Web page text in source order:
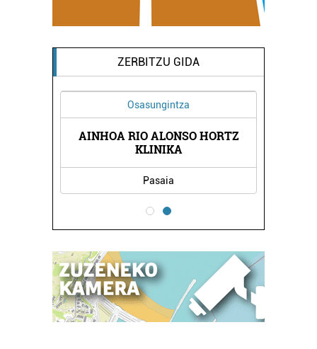
ZERBITZU GIDA
Osasungintza
AINHOA RIO ALONSO HORTZ
KLINIKA
Pasaia